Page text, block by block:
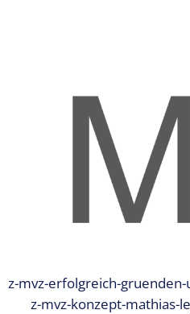
z-mvz-erfolgreich-
z-mvz-konzept-mathias-
Expertise
Filialisierung